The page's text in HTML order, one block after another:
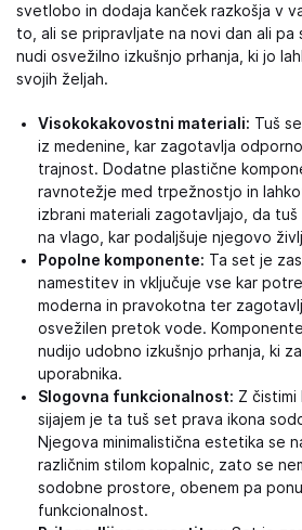
svetlobo in dodaja kanček razkošja v
to, ali se pripravljate na novi dan ali
nudi osvežilno izkušnjo prhanja, ki jo
svojih željah.
Visokokakovostni materiali: Tuš
iz medenine, kar zagotavlja
trajnost. Dodatne plastične
ravnotežje med trpežnostjo in
izbrani materiali zagotavljajo, da
na vlago, kar podaljšuje njegovo
Popolne komponente: Ta set je
namestitev in vključuje vse kar
moderna in pravokotna ter
osvežilen pretok vode.
nudijo udobno izkušnjo prhanja, ki
uporabnika.
Slogovna funkcionalnost: Z čistimi
sijajem je ta tuš set prava ikona
Njegova minimalistična estetika se
različnim stilom kopalnic, zato se
sodobne prostore, obenem pa
funkcionalnost.